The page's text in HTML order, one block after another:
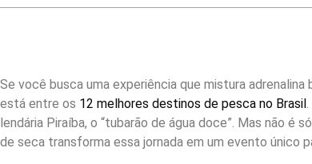
Se você busca uma experiência que mistura
está entre os 12 melhores destinos de pesca no Brasil
lendária Piraíba, o “tubarão de água doce”. Mas não é
de seca transforma essa jornada em um evento único